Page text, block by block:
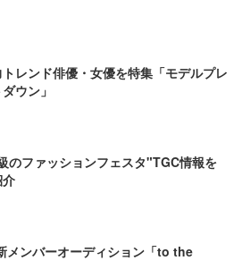
レンド俳優・女優を特集「モデルプレ
ウン」
のファッションフェスタ"TGC情報を
ンバーオーディション「to the